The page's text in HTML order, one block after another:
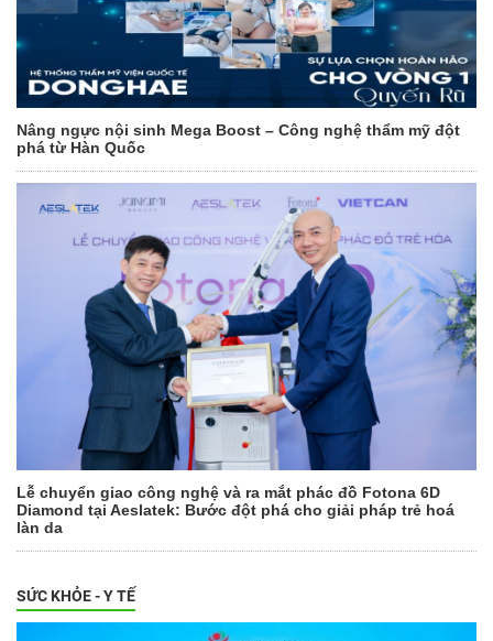
Nâng ngực nội sinh Mega Boost – Công nghệ thẩm mỹ đột
phá từ Hàn Quốc
Lễ chuyển giao công nghệ và ra mắt phác đồ Fotona 6D
Diamond tại Aeslatek: Bước đột phá cho giải pháp trẻ hoá
làn da
SỨC KHỎE - Y TẾ